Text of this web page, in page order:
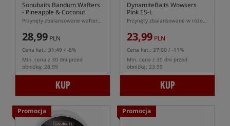
Sonubaits Bandum Wafters
- Pineapple & Coconut
Przynęty zbalansowane wafters w kształcie dumbells
28,99 PLN
Cena kat.: 31,49 / -8%
Min. cena z 30 dni przed
obniżką: 28.99
KUP
DynamiteBaits Wowsers
Pink ES-L
Przynęty zbalansowane w różowym kolorze
23,99 PLN
Cena kat.: 27,00 / -11%
Min. cena z 30 dni przed
obniżką: 23.99
KUP
Promocja Promocja